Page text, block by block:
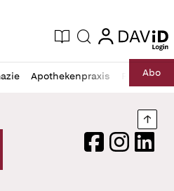
Zeitung
Aktuelle Ausgabe
Suche login
login
Apothekenpraxis RechtAbo
Logo
FacebookInstagram